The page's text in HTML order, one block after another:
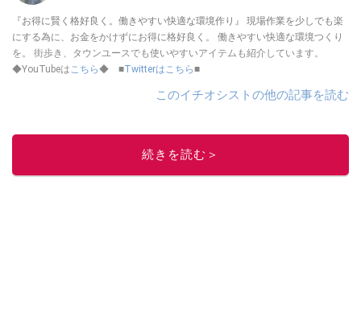
『お得に賢く格好良く。働きやすい快適な環境作り』 現場作業を少しでも楽
にする為に、お金をかけずにお得に格好良く。 働きやすい快適な環境つくり
を。 街歩き、タウンユースでも使いやすいアイテムも紹介しています。
◆YouTubeはこちら◆ ■Twitterはこちら■
このイチオシストの他の記事を読む
続きを読む＞